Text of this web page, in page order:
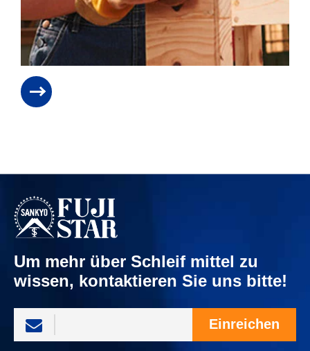
Um mehr über Schleif mittel zu
wissen, kontaktieren Sie uns bitte!
Einreichen